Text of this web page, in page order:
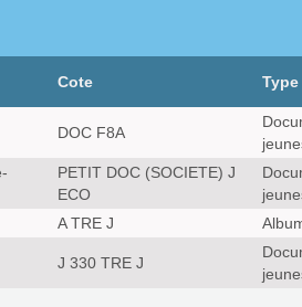
Cote Type
DOC F8A
PETIT DOC (SOCIETE) J
ECO
A TRE J
J 330 TRE J